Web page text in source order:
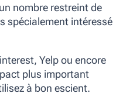
nombre restreint de
spécialement intéressé
Yelp ou encore
plus important
à bon escient.